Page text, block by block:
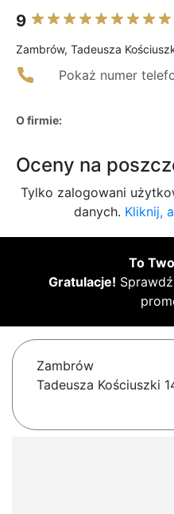
9
Zambrów, Tadeusza
Pokaż numer
O firmie:
Oceny na
Tylko zalogowani
danych. Kliknij,
To
Gratulacje!
Zambrów
Tadeusza Kościuszki